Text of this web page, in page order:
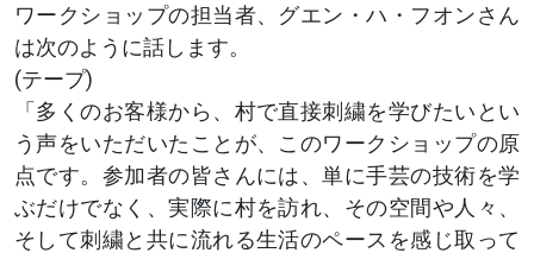
ワークショップの担当者、グエン・ハ・フオンさん
は次のように話します。
(テープ)
「多くのお客様から、村で直接刺繍を学びたいとい
う声をいただいたことが、このワークショップの原
点です。参加者の皆さんには、単に手芸の技術を学
ぶだけでなく、実際に村を訪れ、その空間や人々、
そして刺繍と共に流れる生活のペースを感じ取って